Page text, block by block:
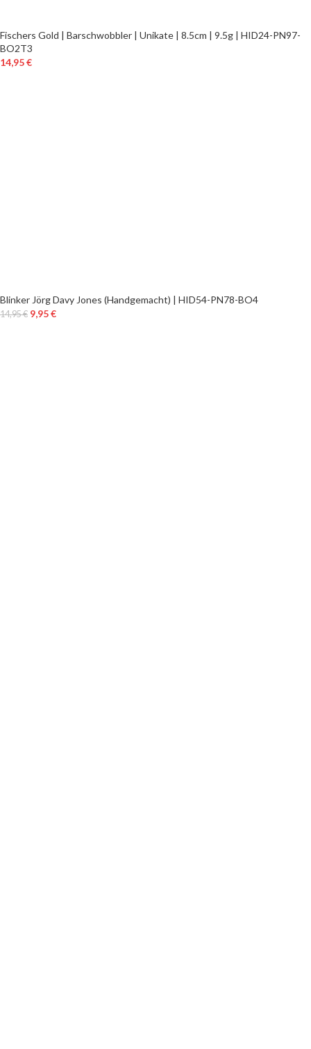
Fischers Gold | Barschwobbler | Unikate | 8.5cm | 9.5g | HID24-PN97-
BO2T3
14,95€
Blinker Jörg Davy Jones (Handgemacht) | HID54-PN78-BO4
14,95€ 9,95€